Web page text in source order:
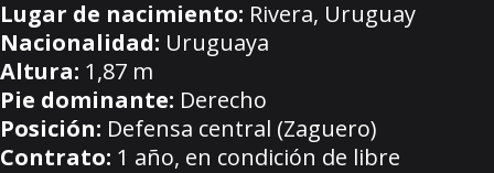
Lugar de nacimiento: Rivera, Uruguay
Nacionalidad: Uruguaya
Altura: 1,87 m
Pie dominante: Derecho
Posición: Defensa central (Zaguero)
Contrato: 1 año, en condición de libre